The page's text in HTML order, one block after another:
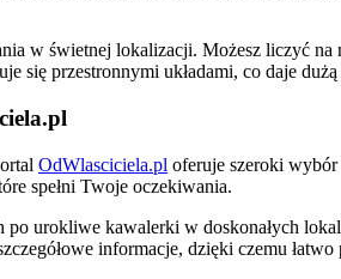
w świetnej lokalizacji. Możesz liczyć
się przestronnymi układami, co daje
OdWlasciciela.pl oferuje szeroki wybór
spełni Twoje oczekiwania.
urokliwe kawalerki w doskonałych
informacje, dzięki czemu